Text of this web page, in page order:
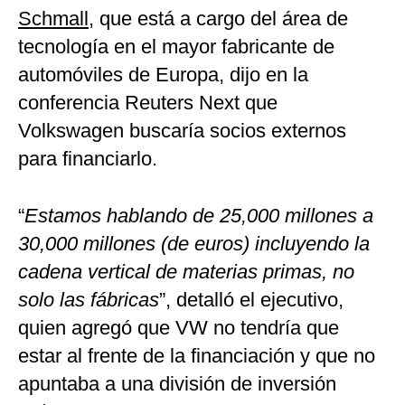
Schmall, que está a cargo del área de
tecnología en el mayor fabricante de
automóviles de Europa, dijo en la
conferencia Reuters Next que
Volkswagen buscaría socios externos
para financiarlo.
“Estamos hablando de 25,000 millones a
30,000 millones (de euros) incluyendo la
cadena vertical de materias primas, no
solo las fábricas”, detalló el ejecutivo,
quien agregó que VW no tendría que
estar al frente de la financiación y que no
apuntaba a una división de inversión